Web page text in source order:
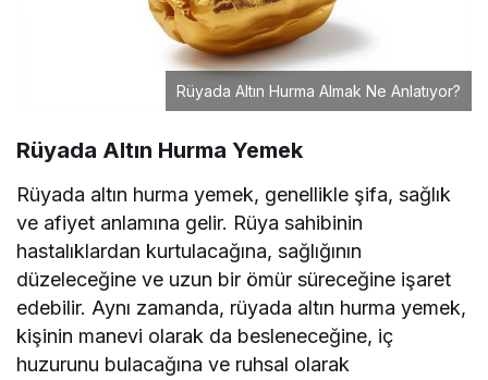
Rüyada Altın Hurma Almak Ne Anlatıyor?
Rüyada Altın Hurma Yemek
Rüyada altın hurma yemek, genellikle şifa, sağlık
ve afiyet anlamına gelir. Rüya sahibinin
hastalıklardan kurtulacağına, sağlığının
düzeleceğine ve uzun bir ömür süreceğine işaret
edebilir. Aynı zamanda, rüyada altın hurma yemek,
kişinin manevi olarak da besleneceğine, iç
huzurunu bulacağına ve ruhsal olarak